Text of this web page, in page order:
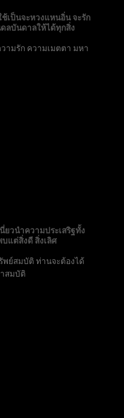
ช้เป็นจะหวงแหนอิ่น จะรัก
ลบันดาลให้ได้ทุกสิ่ง
ามรัก ความเมตตา มหา
ยวนำความประเสริฐทั้ง
แต่สิ่งดี สิ่งเลิศ
พย์สมบัติ ท่านจะต้องได้
สมบัติ